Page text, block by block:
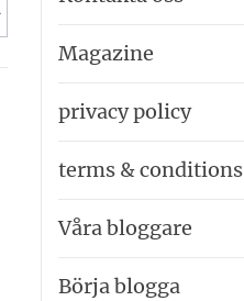
Magazine
privacy policy
terms & conditions
Våra bloggare
Börja blogga